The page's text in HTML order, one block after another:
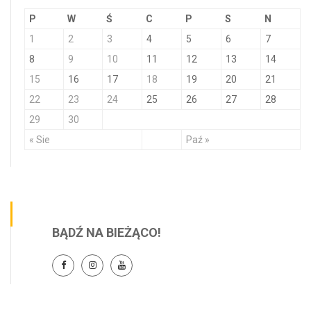
P W Ś C P S N
« Sie Paź »
1 2 3 4 5 6
7
8
9 10 11 12 13
14
15
16 17 18 19 20
21
22
23 24 25 26 27
28
29
30
BĄDŹ NA BIEŻĄCO!